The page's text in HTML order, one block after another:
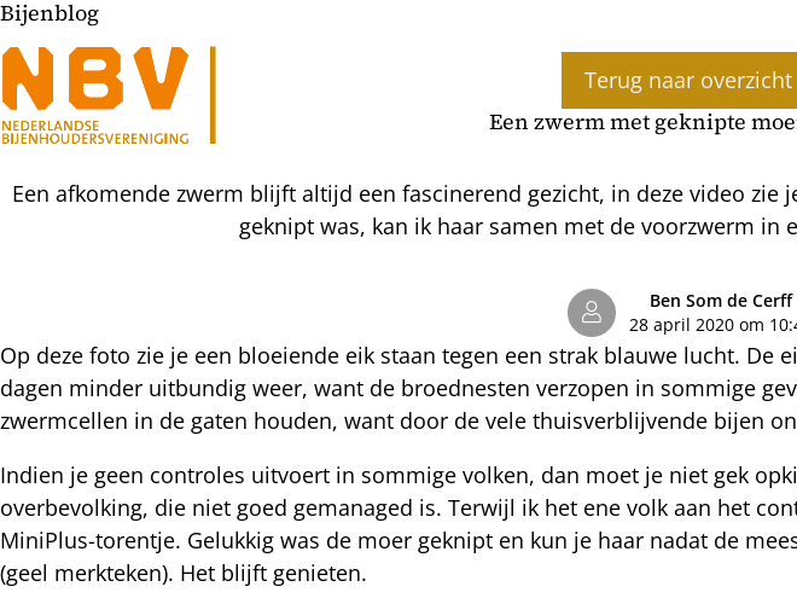
Bijenblog
Terug naar overzicht
Een zwerm met geknipte
Een afkomende zwerm blijft altijd een fascinerend gezicht, in deze video zie
geknipt was, kan ik haar samen met de voorzwerm in
Ben Som de Cerff
28 april 2020 om
Op deze foto zie je een bloeiende eik staan tegen een strak blauwe lucht. De
dagen minder uitbundig weer, want de broednesten verzopen in sommige
zwermcellen in de gaten houden, want door de vele thuisverblijvende bijen
Indien je geen controles uitvoert in sommige volken, dan moet je niet gek
overbevolking, die niet goed gemanaged is. Terwijl ik het ene volk aan het
MiniPlus-torentje. Gelukkig was de moer geknipt en kun je haar nadat de
(geel merkteken). Het blijft genieten.